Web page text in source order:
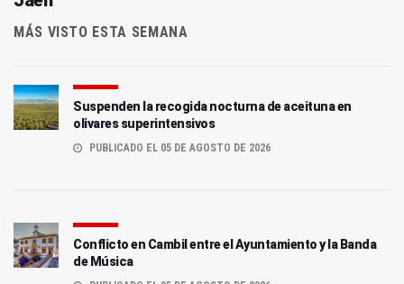
MÁS VISTO ESTA SEMANA
Suspenden la recogida nocturna de aceituna en
olivares superintensivos
PUBLICADO EL 05 DE AGOSTO DE 2026
Conflicto en Cambil entre el Ayuntamiento y la Banda
de Música